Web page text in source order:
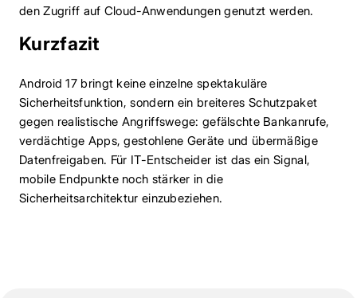
den Zugriff auf Cloud-Anwendungen genutzt werden.
Kurzfazit
Android 17 bringt keine einzelne spektakuläre
Sicherheitsfunktion, sondern ein breiteres Schutzpaket
gegen realistische Angriffswege: gefälschte Bankanrufe,
verdächtige Apps, gestohlene Geräte und übermäßige
Datenfreigaben. Für IT-Entscheider ist das ein Signal,
mobile Endpunkte noch stärker in die
Sicherheitsarchitektur einzubeziehen.